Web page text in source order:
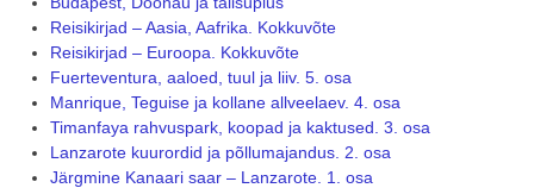
Reisikirjad – Aasia, Aafrika. Kokkuvõte
Reisikirjad – Euroopa. Kokkuvõte
Fuerteventura, aaloed, tuul ja liiv. 5. osa
Manrique, Teguise ja kollane allveelaev. 4. osa
Timanfaya rahvuspark, koopad ja kaktused. 3. osa
Lanzarote kuurordid ja põllumajandus. 2. osa
Järgmine Kanaari saar – Lanzarote. 1. osa